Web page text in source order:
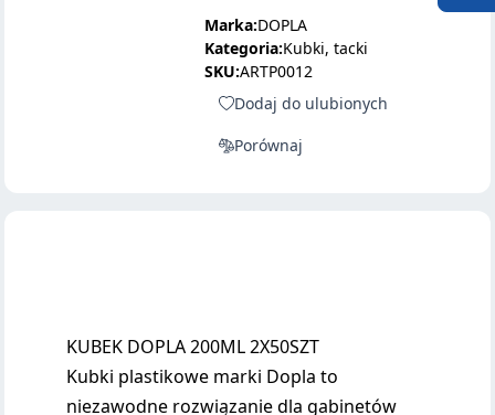
Marka:DOPLA
Kategoria:Kubki, tacki
SKU:ARTP0012
Dodaj do ulubionych
Porównaj
KUBEK DOPLA 200ML 2X50SZT
Kubki plastikowe marki Dopla to
niezawodne rozwiązanie dla gabinetów